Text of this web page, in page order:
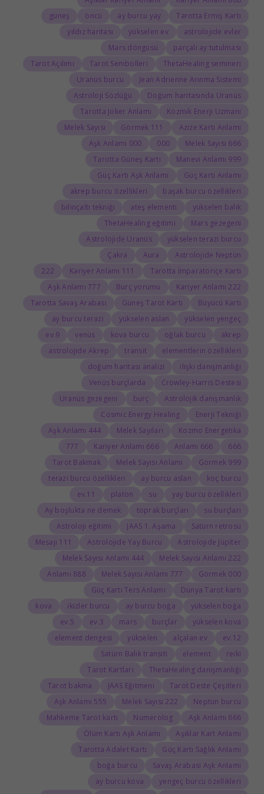
Tarotta Ermiş Kartı
ay burcu yay
öncü
güneş
astrolojide evler
yükselen ev
yıldız haritası
parçalı ay tutulması
Mars döngüsü
ThetaHealing semineri
Tarot Sembolleri
Tarot Açılımı
Jean Adrienne Arınma Sistemi
Uranüs burcu
Doğum haritasında Uranüs
Astroloji Sözlüğü
Kozmik Enerji Uzmanı
Tarotta Joker Anlamı
Azize Kartı Anlamı
111 Görmek
Melek Sayısı
666 Melek Sayısı
000
000 Aşk Anlamı
999 Manevi Anlamı
Tarotta Güneş Kartı
Güç Kartı Anlamı
Güç Kartı Aşk Anlamı
başak burcu özellikleri
akrep burcu özellikleri
yükselen balık
ateş elementi
bilinçaltı tekniği
Mars gezegeni
ThetaHealing eğitimi
yükselen terazi burcu
Astrolojide Uranüs
Astrolojide Neptün
Aura
Çakra
Tarotta İmparatoriçe Kartı
111 Kariyer Anlamı
222
222 Kariyer Anlamı
Burç yorumu
777 Aşk Anlamı
Büyücü Kartı
Güneş Tarot Kartı
Tarotta Savaş Arabası
yükselen yengeç
yükselen aslan
ay burcu terazi
akrep
oğlak burcu
kova burcu
venüs
9.ev
elementlerin özellikleri
transit
astrolojide Akrep
ilişki danışmanlığı
doğum haritası analizi
Crowley-Harris Destesi
Venüs burçlarda
Astrolojik danışmanlık
burç
Uranüs gezegeni
Enerji Tekniği
Cosmic Energy Healing
Kozmo Energetika
Melek Sayıları
444 Aşk Anlamı
666
666 Anlamı
666 Kariyer Anlamı
777
999 Görmek
Melek Sayısı Anlamı
Tarot Bakmak
koç burcu
ay burcu aslan
terazi burcu özellikleri
yay burcu özellikleri
su
platon
11.ev
su burçları
toprak burçları
Ay boşlukta ne demek
Satürn retrosu
JAAS 1. Aşama
Astroloji eğitimi
Astrolojide Jüpiter
Astrolojide Yay Burcu
111 Mesajı
222 Melek Sayısı Anlamı
444 Melek Sayısı Anlamı
000 Görmek
777 Melek Sayısı Anlamı
888 Anlamı
Dünya Tarot kartı
Güç Kartı Ters Anlamı
yükselen boğa
ay burcu boğa
ikizler burcu
kova
yükselen kova
burçlar
mars
3.ev
5.ev
12.ev
alçalan ev
yükselen
element dengesi
reiki
element
Satürn Balık transiti
ThetaHealing danışmanlığı
Tarot Kartları
Tarot Deste Çeşitleri
JAAS Eğitmeni
Tarot bakma
Neptün burcu
222 Melek Sayısı
555 Aşk Anlamı
666 Aşk Anlamı
Numerolog
Mahkeme Tarot kartı
Aşıklar Kart Anlamı
Ölüm Kartı Aşk Anlamı
Güç Kartı Sağlık Anlamı
Tarotta Adalet Kartı
Savaş Arabası Aşk Anlamı
boğa burcu
yengeç burcu özellikleri
ay burcu kova